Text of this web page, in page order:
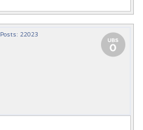
Posts: 22023